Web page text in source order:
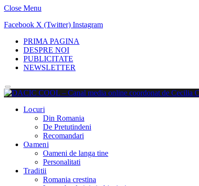
Close Menu
Facebook X (Twitter) Instagram
PRIMA PAGINA
DESPRE NOI
PUBLICITATE
NEWSLETTER
Locuri
Din Romania
De Pretutindeni
Recomandari
Oameni
Oameni de langa tine
Personalitati
Traditii
Romania crestina